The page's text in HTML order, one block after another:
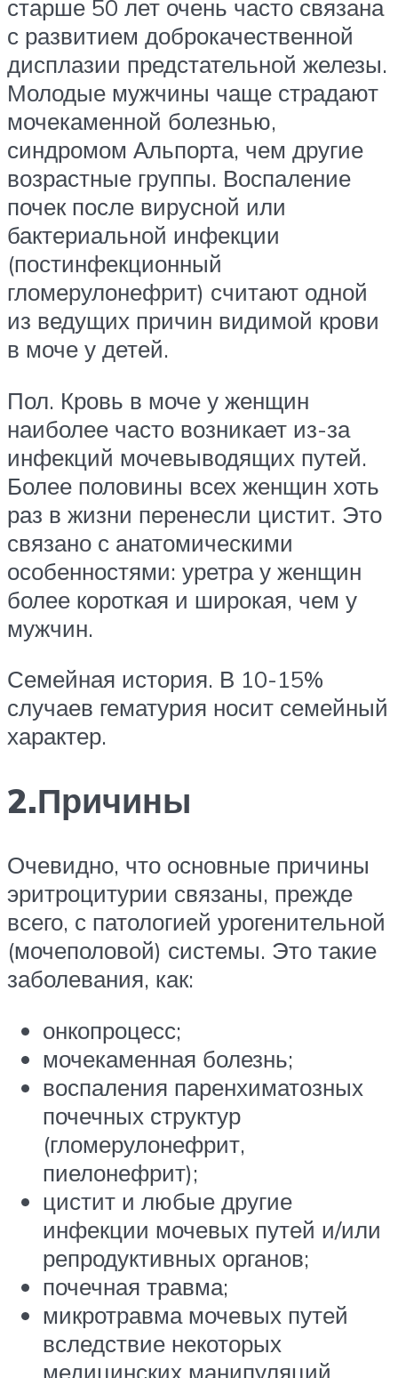
старше 50 лет очень часто связана
с развитием доброкачественной
дисплазии предстательной железы.
Молодые мужчины чаще страдают
мочекаменной болезнью,
синдромом Альпорта, чем другие
возрастные группы. Воспаление
почек после вирусной или
бактериальной инфекции
(постинфекционный
гломерулонефрит) считают одной
из ведущих причин видимой крови
в моче у детей.
Пол. Кровь в моче у женщин
наиболее часто возникает из-за
инфекций мочевыводящих путей.
Более половины всех женщин хоть
раз в жизни перенесли цистит. Это
связано с анатомическими
особенностями: уретра у женщин
более короткая и широкая, чем у
мужчин.
Семейная история. В 10-15%
случаев гематурия носит семейный
характер.
2.Причины
Очевидно, что основные причины
эритроцитурии связаны, прежде
всего, с патологией урогенительной
(мочеполовой) системы. Это такие
заболевания, как:
онкопроцесс;
мочекаменная болезнь;
воспаления паренхиматозных
почечных структур
(гломерулонефрит,
пиелонефрит);
цистит и любые другие
инфекции мочевых путей и/или
репродуктивных органов;
почечная травма;
микротравма мочевых путей
вследствие некоторых
медицинских манипуляций